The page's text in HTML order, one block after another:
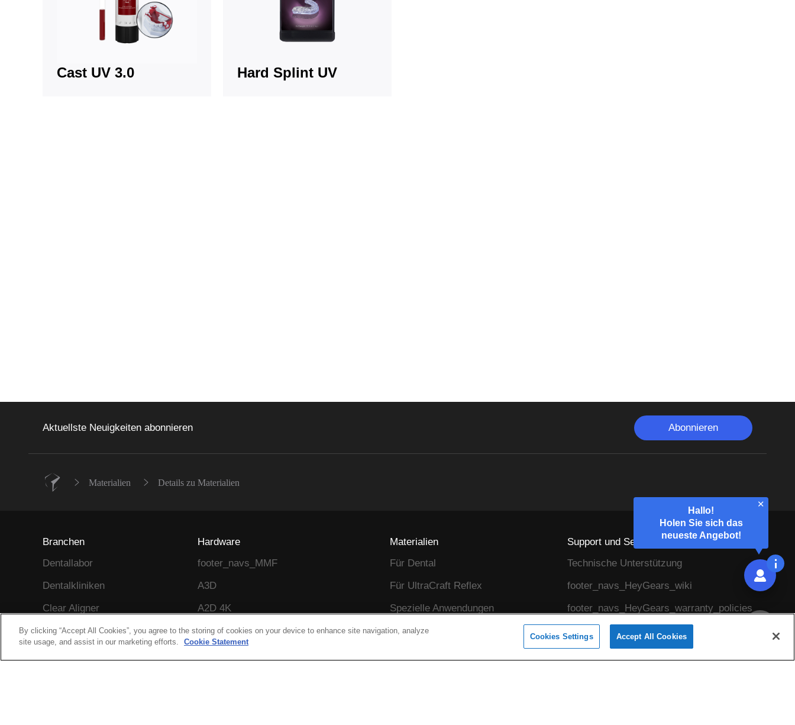
Cast UV 3.0 Hard Splint UV
Aktuellste Neuigkeiten abonnieren Abonnieren
Materialien Details zu Materialien
Branchen
Dentallabor
Dentalkliniken
Clear Aligner
Reflex-Serie
Hardware
footer_navs_MMF
A3D
A2D 4K
A2D
Materialien
Für Dental
Für UltraCraft Reflex
Spezielle Anwendungen
footer_navs_design_center
Support und Service
Technische Unterstützung
footer_navs_HeyGears_wiki
footer_navs_HeyGears_warranty_policies
Mehr erfahren
Artikel und Fallstudien
Hallo!
Holen Sie sich das
neueste Angebot!
By clicking “Accept All Cookies”, you agree to the storing of cookies on your device to enhance site navigation, analyze
site usage, and assist in our marketing efforts.
Cookie Statement
Cookies Settings Accept All Cookies